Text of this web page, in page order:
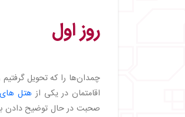
روز اول
چمدان‌ها را که تحویل گرفتیم
اقامتمان در یکی از هتل
صحبت در حال توضیح دادن